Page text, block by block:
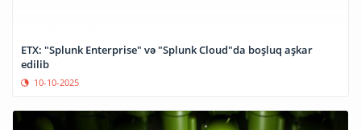
ETX: "Splunk Enterprise" və "Splunk Cloud"da boşluq aşkar
edilib
10-10-2025